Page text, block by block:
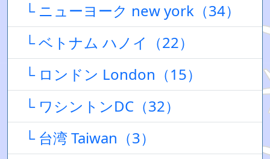
└ ニューヨーク new york（34）
└ ベトナム ハノイ（22）
└ ロンドン London（15）
└ ワシントンDC（32）
└ 台湾 Taiwan（3）